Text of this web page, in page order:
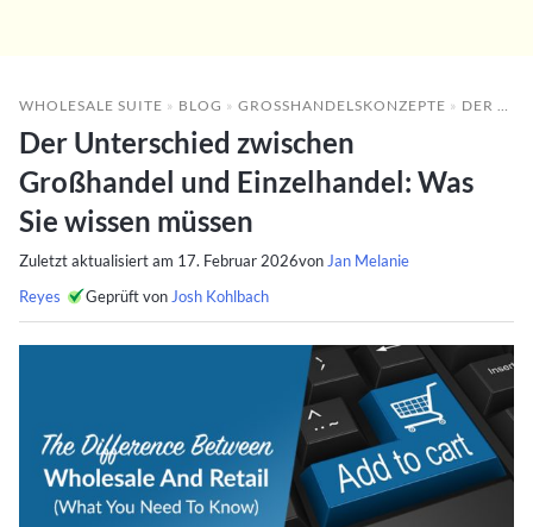
WHOLESALE SUITE » BLOG » GROSSHANDELSKONZEPTE » DER UNTERSCHIED ZWISCHEN GROSSHANDEL UND EINZELHANDEL: WAS SIE WISSEN MÜSSEN
Der Unterschied zwischen
Großhandel und Einzelhandel: Was
Sie wissen müssen
Zuletzt aktualisiert am 17. Februar 2026von Jan Melanie
Reyes
Geprüft von Josh Kohlbach